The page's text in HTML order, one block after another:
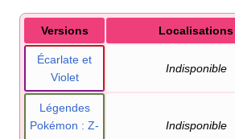
Versions Localisations
Écarlate et
Violet
Indisponible
Légendes
Pokémon : Z-
Indisponible